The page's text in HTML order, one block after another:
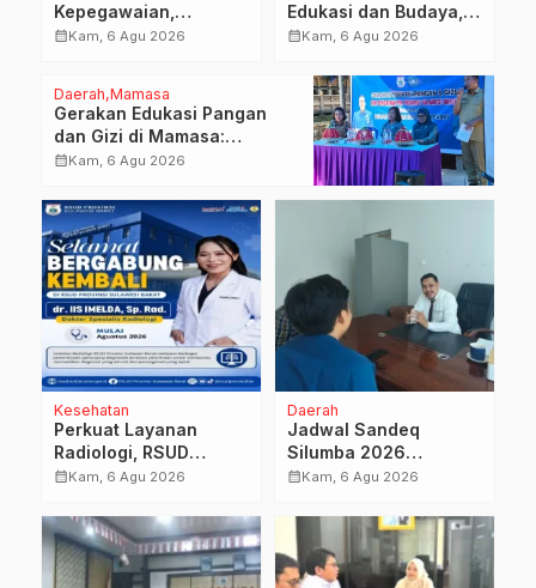
Kepegawaian,
DPMPTSP Sulbar Siap
calendar_monthKam, 6 Agu 2026
Edukasi dan Budaya,
Anjungan Provinsi
Perkuat Kolaborasi
Strategis Bersama Sky
World TMII
calendar_monthKam, 6 Agu 2026
Daerah Mamasa
Gerakan Edukasi Pangan
dan Gizi di Mamasa:
Tingkatkan Pengetahuan
dalam Pemenuhan Gizi
calendar_monthKam, 6 Agu 2026
Kesehatan
Perkuat Layanan
Radiologi, RSUD
Sulbar Sambut
Sp.Rad
calendar_monthKam, 6 Agu 2026
Daerah
Jadwal Sandeq
Silumba 2026
Disesuaikan,
Pastikan Persiapan
Tetap Dimatangkan
calendar_monthKam, 6 Agu 2026